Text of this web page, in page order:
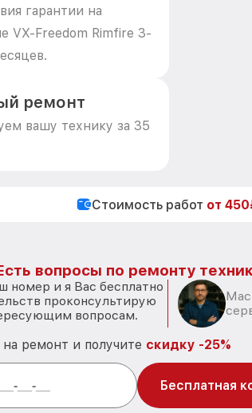
гарантии на
VX-Freedom Rimfire 3-
ремонт
вашу технику за 35
Стоимость работ от
вопросы по ремонту
номер и я Вас бесплатно
проконсультирую
вопросам.
ремонт и получите скидку -25%
Бесплатная